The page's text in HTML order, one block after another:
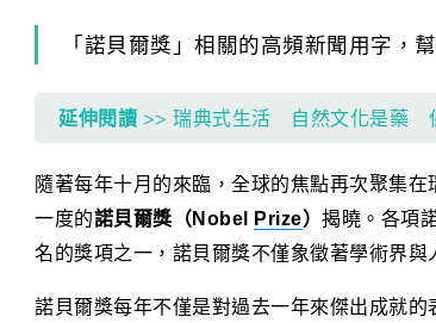
「諾貝爾獎」相關的高頻新聞用字，
延伸閱讀 >> 瑞典式生活 自然文化是藥
隨著每年十月的來臨，全球的焦點再次聚集在
一度的諾貝爾獎 （ Nobel Prize） 揭曉。各項
名的獎項之一，諾貝爾獎不僅象徵著學術界
諾貝爾獎每年不僅是對過去一年來傑出成就